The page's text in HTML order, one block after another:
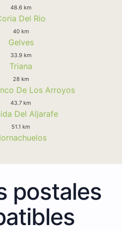
48.6 km
Del Rio
40 km
Gelves
33.9 km
Triana
28 km
De Los Arroyos
43.7 km
Del Aljarafe
51.1 km
postales